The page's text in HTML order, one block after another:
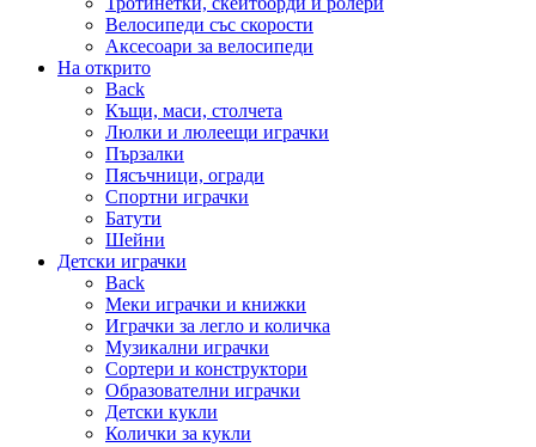
Велосипеди със скорости
Аксесоари за велосипеди
На открито
Back
Къщи, маси, столчета
Люлки и люлеещи играчки
Пързалки
Пясъчници, огради
Спортни играчки
Батути
Шейни
Детски играчки
Back
Меки играчки и книжки
Играчки за легло и количка
Музикални играчки
Сортери и конструктори
Образователни играчки
Детски кукли
Колички за кукли